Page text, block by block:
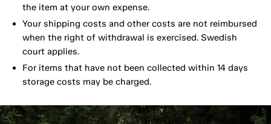
the item at your own expense.
Your shipping costs and other costs are not reimbursed
when the right of withdrawal is exercised. Swedish
court applies.
For items that have not been collected within 14 days
storage costs may be charged.